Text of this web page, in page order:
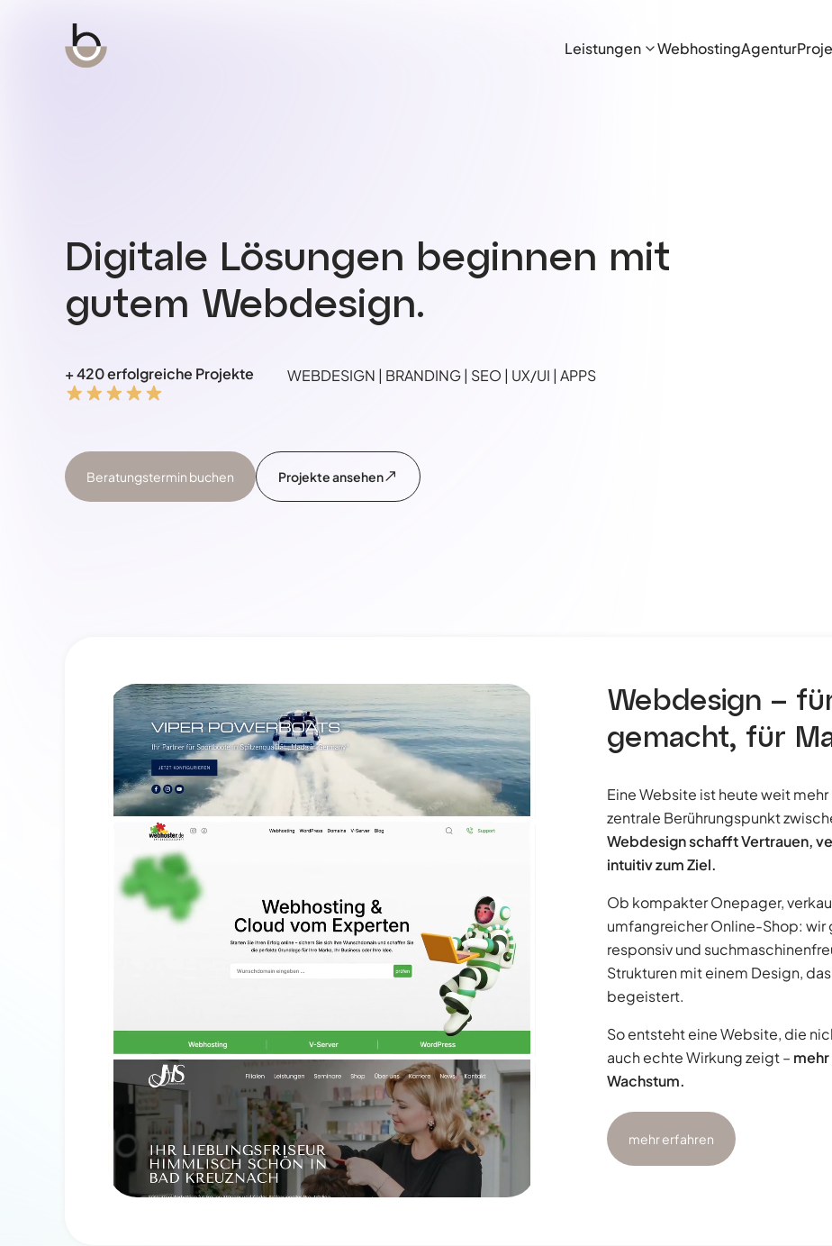
Leistungen WebhostingAgentur
Digitale Lösungen beginnen mit
gutem Webdesign.
+ 420 erfolgreiche Projekte WEBDESIGN | BRANDING | SEO | UX/UI | APPS
Beratungstermin buchen Projekte ansehen
Webdesign –
gemacht, für
Eine Website ist heute weit
zentrale Berührungspunkt
Webdesign schafft Vertrauen,
intuitiv zum Ziel.
Ob kompakter Onepager,
umfangreicher Online-Shop:
responsiv und
Strukturen mit einem Design,
begeistert.
So entsteht eine Website, die
auch echte Wirkung zeigt –
Wachstum.
mehr erfahren